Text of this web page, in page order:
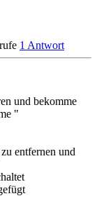
1 Antwort
und bekomme
"
entfernen und